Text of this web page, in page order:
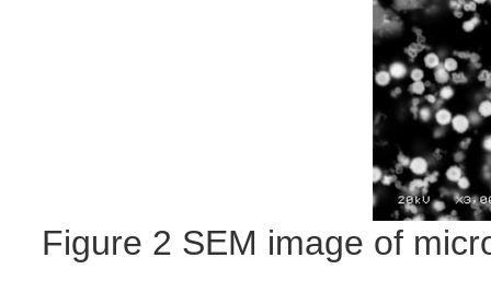
Figure 2 SEM image of